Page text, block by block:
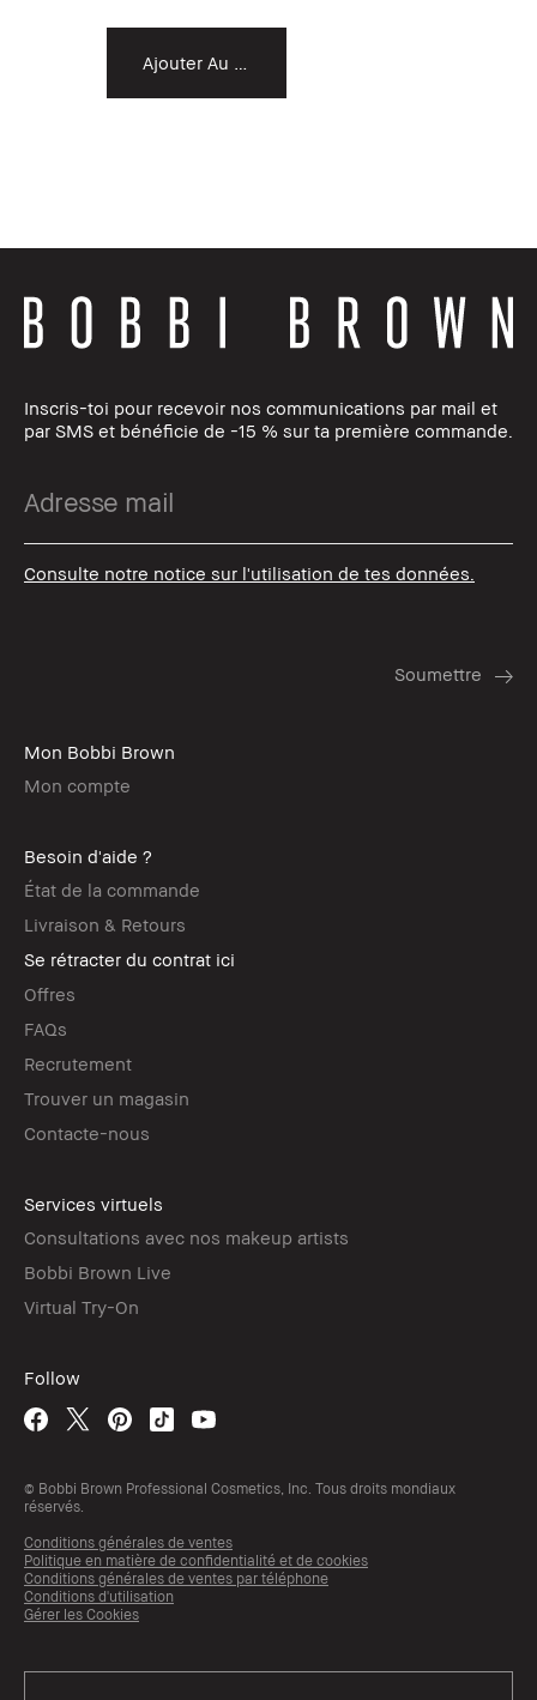
Inscris-toi pour recevoir nos communications par mail et
par SMS et bénéficie de -15 % sur ta première commande.
Consulte notre notice sur l'utilisation de tes données.
Mon Bobbi Brown
Mon compte
Besoin d'aide ?
État de la commande
Livraison & Retours
Se rétracter du contrat ici
Offres
FAQs
Recrutement
Trouver un magasin
Contacte-nous
Services virtuels
Consultations avec nos makeup artists
Bobbi Brown Live
Virtual Try-On
Follow
© Bobbi Brown Professional Cosmetics, Inc. Tous droits mondiaux
réservés.
Conditions générales de ventes
Politique en matière de confidentialité et de cookies
Conditions générales de ventes par téléphone
Conditions d'utilisation
Gérer les Cookies